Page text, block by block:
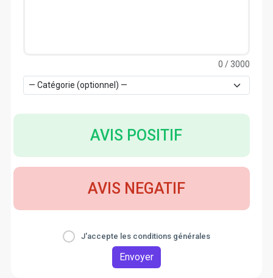
0 / 3000
AVIS POSITIF
AVIS NEGATIF
J'accepte les conditions générales
Envoyer